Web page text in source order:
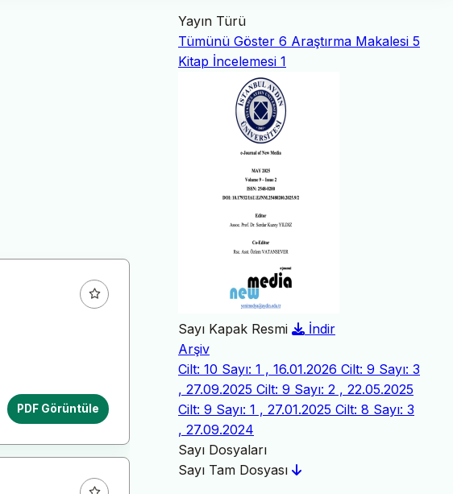
PDF Görüntüle
Yayın Türü
Tümünü Göster 6 Araştırma Makalesi 5
Kitap İncelemesi 1
Sayı Kapak Resmi
İndir
Arşiv
Cilt: 10 Sayı: 1 , 16.01.2026 Cilt: 9 Sayı: 3
, 27.09.2025 Cilt: 9 Sayı: 2 , 22.05.2025
Cilt: 9 Sayı: 1 , 27.01.2025 Cilt: 8 Sayı: 3
, 27.09.2024
Sayı Dosyaları
Sayı Tam Dosyası